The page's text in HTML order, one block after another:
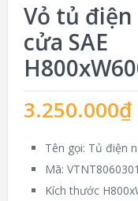
Vỏ tủ
cửa SAE
3.250.000₫
Tên gọi: Tủ điện
Mã:
Kích thước